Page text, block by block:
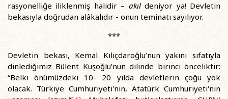
rasyonelliğe iliklenmiş halidir – akıldeniyor ya! Devletin
bekasıyla doğrudan alâkalıdır - onun teminatı sayılıyor.
***
Devletin bekası, Kemal Kılıçdaroğlu’nun yakını sıfatıyla
dinlediğimiz Bülent Kuşoğlu’nun dilinde birinci önceliktir:
“Belki önümüzdeki 10- 20 yılda devletlerin çoğu yok
olacak. Türkiye Cumhuriyeti'nin, Atatürk Cumhuriyeti'nin